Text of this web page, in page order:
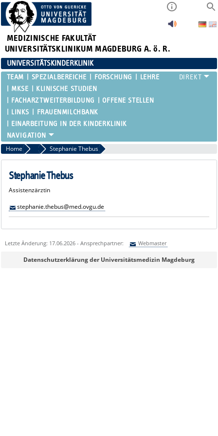
MEDIZINISCHE FAKULTÄT
UNIVERSITÄTSKLINIKUM MAGDEBURG A. ö. R.
UNIVERSITÄTSKINDERKLINIK
TEAM SPEZIALBEREICHE FORSCHUNG
LEHRE
MKSE
KLINISCHE STUDIEN
FACHARZTWEITERBILDUNG
OFFENE STELLEN
LINKS
FRAUENMILCHBANK
EINARBEITUNG IN DER KINDERKLINIK
Home Assistenzärztinnen und Assistenzärzte
Stephanie Thebus
Stephanie Thebus
Assistenzärztin
stephanie.thebus@med.ovgu.de
Letzte Änderung: 17.06.2026 - Ansprechpartner: Webmaster
Sie können eine Nachricht versenden an:Webmaster
Datenschutzerklärung der Universitätsmedizin Magdeburg